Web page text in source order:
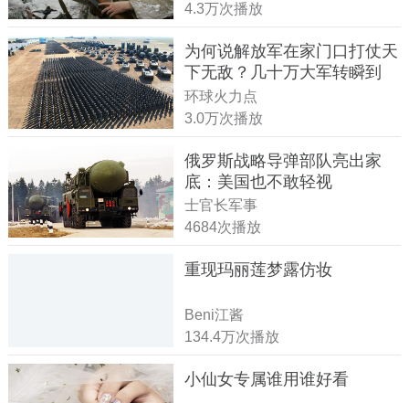
4.3万次播放
为何说解放军在家门口打仗天
下无敌？几十万大军转瞬到
达！
环球火力点
3.0万次播放
俄罗斯战略导弹部队亮出家
底：美国也不敢轻视
士官长军事
4684次播放
重现玛丽莲梦露仿妆
Beni江酱
134.4万次播放
小仙女专属谁用谁好看